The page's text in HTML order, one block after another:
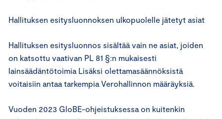
Hallituksen esitysluonnoksen ulkopuolelle jätetyt asiat
Hallituksen esitysluonnos sisältää vain ne asiat, joiden
on katsottu vaativan PL 81 §:n mukaisesti
lainsäädäntötoimia Lisäksi olettamasäännöksistä
voitaisiin antaa tarkempia Verohallinnon määräyksiä.
Vuoden 2023 GloBE-ohjeistuksessa on kuitenkin